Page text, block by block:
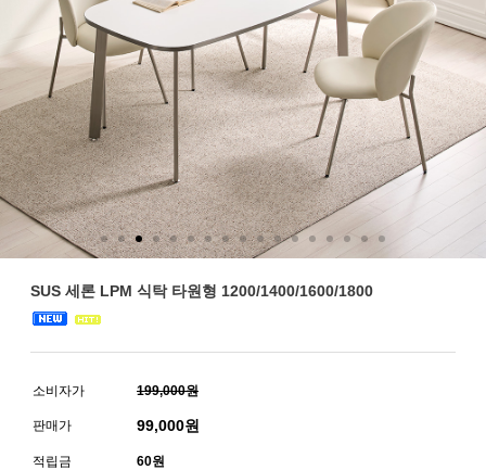
SUS 세론 LPM 식탁 타원형 1200/1400/1600/1800
소비자가 199,000원
판매가 99,000원
적립금 60원